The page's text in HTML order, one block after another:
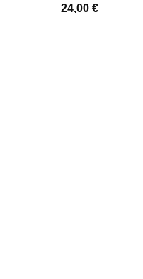
24,00€